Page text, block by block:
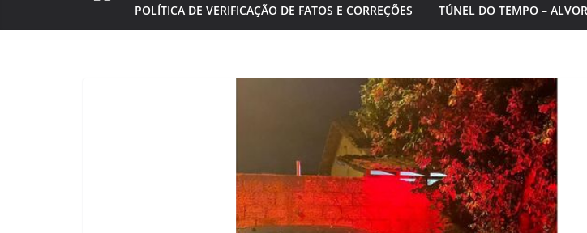
POLÍTICA DE VERIFICAÇÃO DE FATOS E CORREÇÕES TÚNEL DO TEMPO –